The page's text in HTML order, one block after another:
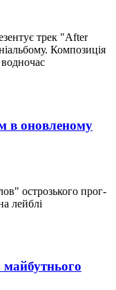
трек "After
Композиція
в оновленому
острозького прог-
лейблі
майбутнього